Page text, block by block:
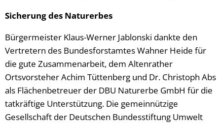
Sicherung des Naturerbes
Bürgermeister Klaus-Werner Jablonski dankte den
Vertretern des Bundesforstamtes Wahner Heide für
die gute Zusammenarbeit, dem Altenrather
Ortsvorsteher Achim Tüttenberg und Dr. Christoph Abs
als Flächenbetreuer der DBU Naturerbe GmbH für die
tatkräftige Unterstützung. Die gemeinnützige
Gesellschaft der Deutschen Bundesstiftung Umwelt